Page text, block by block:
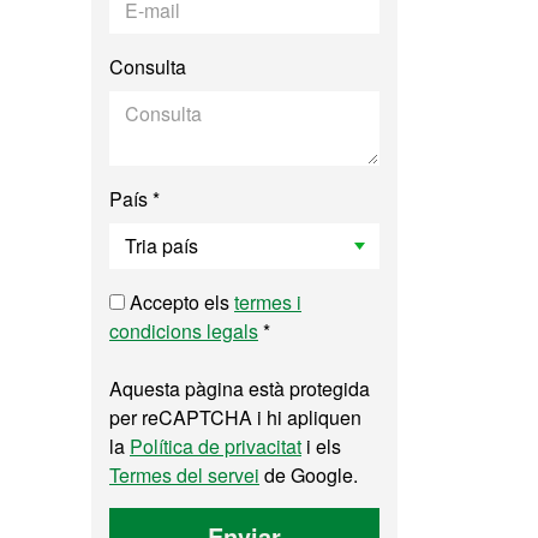
Consulta
País *
Accepto elstermes i
condicions legals*
Aquesta pàgina està protegida
per reCAPTCHA i hi apliquen
la Política de privacitat i els
Termes del servei de Google.